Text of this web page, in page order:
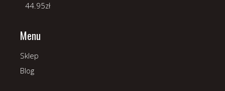
44.95zł
Menu
Sklep
Blog